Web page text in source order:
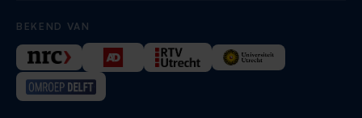
BEKEND VAN